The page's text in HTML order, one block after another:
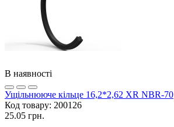
В наявності
Ущільнююче кільце 16,2*2,62 XR NBR-70
Код товару: 200126
25.05 грн.